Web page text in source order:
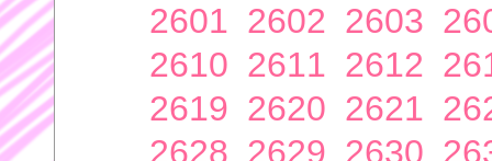
2601 2602 2603
2610 2611 2612
2619 2620 2621
2628 2629 2630